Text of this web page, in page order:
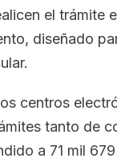
el trámite
diseñado
centros
tanto de
a 71 mil